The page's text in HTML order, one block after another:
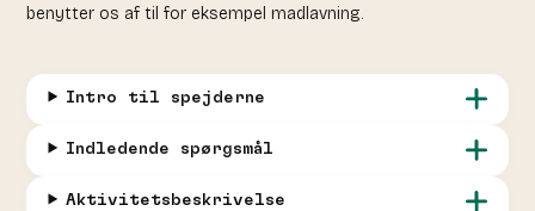
benytter os af til for eksempel madlavning.
Intro til spejderne
Indledende spørgsmål
Aktivitetsbeskrivelse